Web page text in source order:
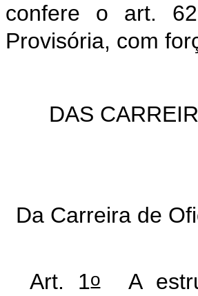
confere o art.
Provisória, com
DAS
Da Carreira de
Art. 1oA